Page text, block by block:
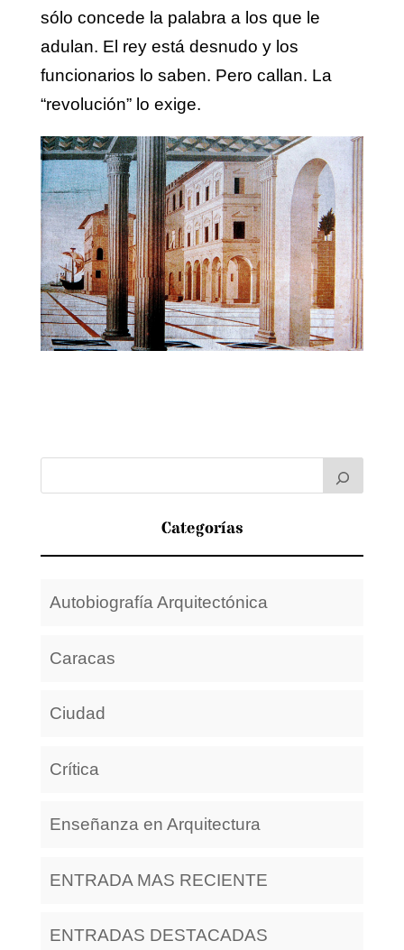
sólo concede la palabra a los que le
adulan. El rey está desnudo y los
funcionarios lo saben. Pero callan. La
“revolución” lo exige.
Categorías
Autobiografía Arquitectónica
Caracas
Ciudad
Crítica
Enseñanza en Arquitectura
ENTRADA MAS RECIENTE
ENTRADAS DESTACADAS